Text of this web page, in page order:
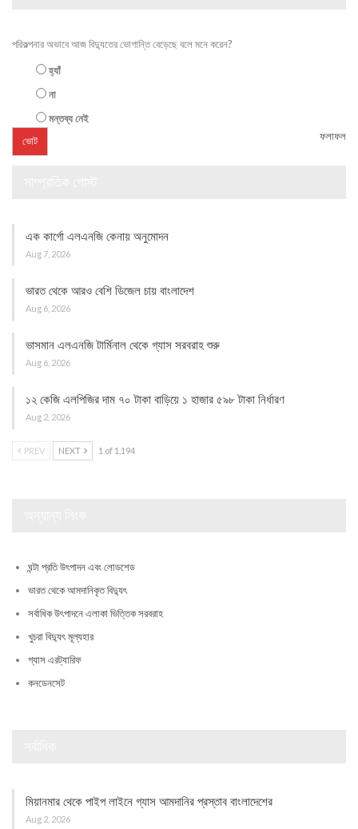
পরিকল্পনার অভাবে আজ বিদ্যুতের ভোগান্তি বেড়েছে বলে মনে করেন?
হ্যাঁ
না
মন্তব্য নেই
ফলাফল
এক কার্গো এলএনজি কেনায় অনুমোদন
Aug 7, 2026
ভারত থেকে আরও বেশি ডিজেল চায় বাংলাদেশ
Aug 6, 2026
ভাসমান এলএনজি টার্মিনাল থেকে গ্যাস সরবরাহ শুরু
Aug 6, 2026
১২ কেজি এলপিজির দাম ৭০ টাকা বাড়িয়ে ১ হাজার ৫৯৮ টাকা নির্ধারণ
Aug 2, 2026
PREV NEXT 1 of 1,194
ঘন্টা প্রতি উৎপাদন এবং লোডশেড
ভারত থেকে আমদানিকৃত বিদ্যুৎ
সর্বাধিক উৎপাদনে এলাকা ভিত্তিক সরবরাহ
খুচরা বিদ্যুৎ মূল্যহার
গ্যাস এরট্যারিফ
কনডেনসেট
মিয়ানমার থেকে পাইপ লাইনে গ্যাস আমদানির প্রস্তাব বাংলাদেশের
Aug 2, 2026